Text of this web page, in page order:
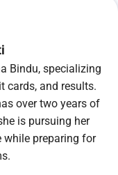
Bindu, specializing
cards, and results.
over two years of
is pursuing her
while preparing for